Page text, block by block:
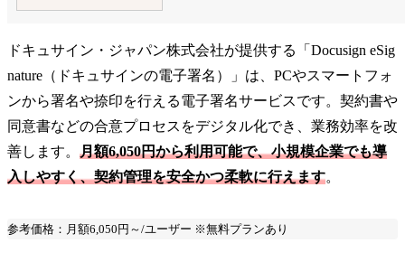
ドキュサイン・ジャパン株式会社が提供する「Docusign eSig
nature（ドキュサインの電子署名）」は、PCやスマートフォ
ンから署名や捺印を行える電子署名サービスです。契約書や
同意書などの合意プロセスをデジタル化でき、業務効率を改
善します。 月額6,050円から利用可能で、小規模企業でも導
入しやすく、契約管理を安全かつ柔軟に行えます。
参考価格：月額6,050円～/ユーザー ※無料プランあり